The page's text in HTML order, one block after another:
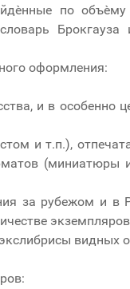
по
оформления:
и в особенно
и т.п.),
за рубежом и в
видных